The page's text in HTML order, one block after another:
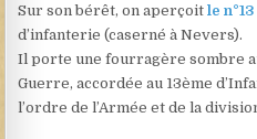
Sur son bérêt, on aperçoitle n°13
d’infanterie (caserné à Nevers).
Il porte une fourragère sombre
Guerre, accordée au 13ème
l’ordre de l’Armée et de la